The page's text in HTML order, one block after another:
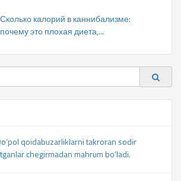
Сколько калорий в каннибализме:
почему это плохая диета,...
qoidabuzarliklarni takroran sodir
chegirmadan mahrum bo‘ladi.